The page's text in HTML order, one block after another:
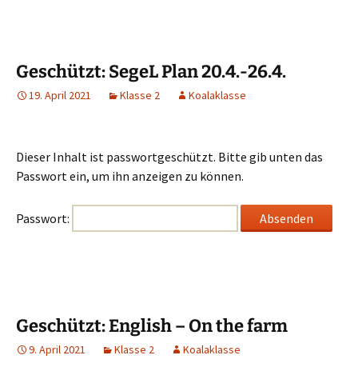
Geschützt: SegeL Plan 20.4.-26.4.
19. April 2021 Klasse 2 Koalaklasse
Dieser Inhalt ist passwortgeschützt. Bitte gib unten das
Passwort ein, um ihn anzeigen zu können.
Passwort:
Geschützt: English – On the farm
9. April 2021 Klasse 2 Koalaklasse